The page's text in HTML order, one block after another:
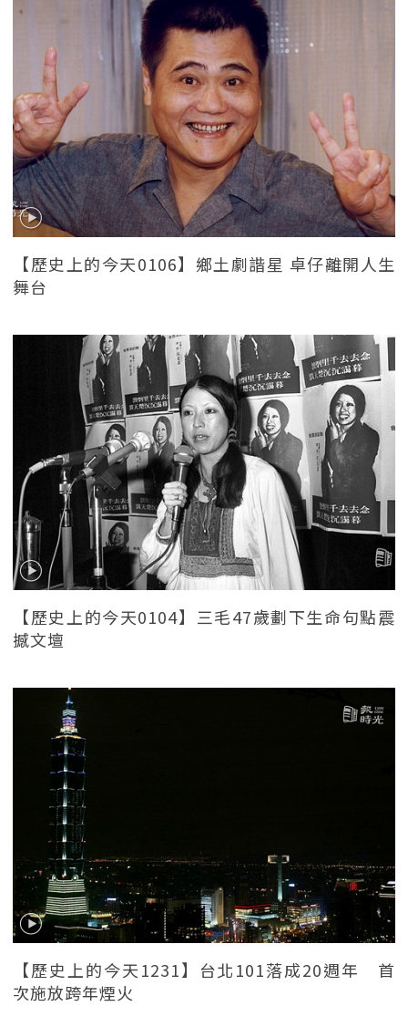
【歷史上的今天0106】鄉土劇諧星 卓仔離開人生
舞台
【歷史上的今天0104】三毛47歲劃下生命句點震
撼文壇
【歷史上的今天1231】台北101落成20週年 首
次施放跨年煙火